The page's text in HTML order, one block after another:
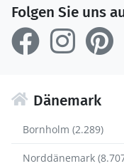
Folgen Sie uns
Dänemark
Bornholm (2.289)
Norddänemark